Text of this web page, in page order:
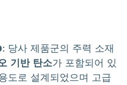
: 당사 제품군의 주력 소재
기반 탄소가 포함되어 있
도로 설계되었으며 고급